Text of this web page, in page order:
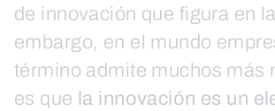
de innovación que figura en
embargo, en el mundo
término admite muchos más
es que la innovación es un